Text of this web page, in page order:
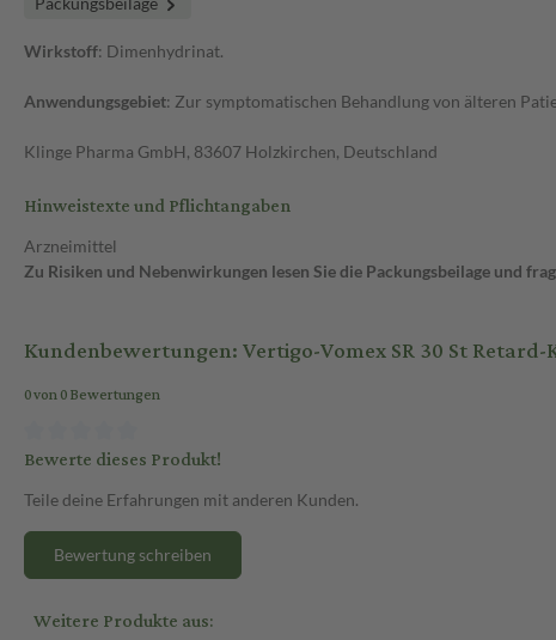
Wirkstoff: Dimenhydrinat.
Anwendungsgebiet: Zur symptomatischen Behandlung von älteren
Klinge Pharma GmbH, 83607 Holzkirchen, Deutschland
Hinweistexte und Pflichtangaben
Arzneimittel
Zu Risiken und Nebenwirkungen lesen Sie die Packungsbeilage und
Kundenbewertungen: Vertigo-Vomex SR 30 St Retard-
0 von 0 Bewertungen
Bewerte dieses Produkt!
Teile deine Erfahrungen mit anderen Kunden.
Bewertung schreiben
Weitere Produkte aus: